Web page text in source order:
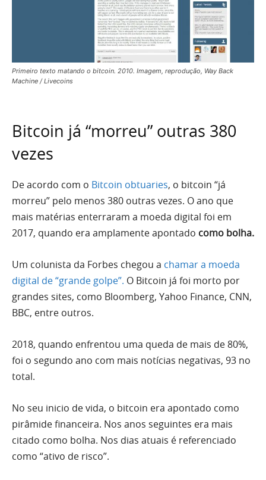
Primeiro texto matando o bitcoin. 2010. Imagem, reprodução, Way Back
Machine / Livecoins
Bitcoin já “morreu” outras 380
vezes
De acordo com o Bitcoin obtuaries, o bitcoin “já
morreu” pelo menos 380 outras vezes. O ano que
mais matérias enterraram a moeda digital foi em
2017, quando era amplamente apontado como bolha.
Um colunista da Forbes chegou a chamar a moeda
digital de “grande golpe”. O Bitcoin já foi morto por
grandes sites, como Bloomberg, Yahoo Finance, CNN,
BBC, entre outros.
2018, quando enfrentou uma queda de mais de 80%,
foi o segundo ano com mais notícias negativas, 93 no
total.
No seu inicio de vida, o bitcoin era apontado como
pirâmide financeira. Nos anos seguintes era mais
citado como bolha. Nos dias atuais é referenciado
como “ativo de risco”.